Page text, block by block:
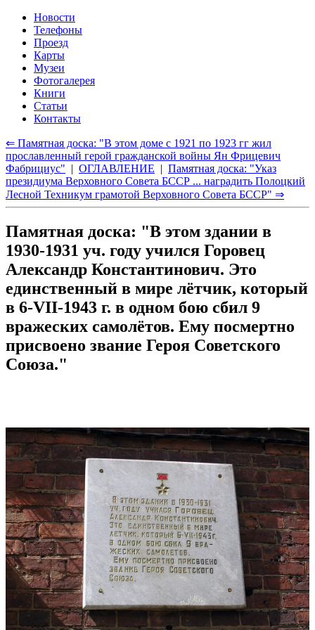
Новости
Телефоны
Проезд
Карты
Музеи
Фотогалерея
Книги
Статьи
Контакты
⇐ Памятная доска: "В этом доме с 1921 по 1923 гг жил
прославленный герой гражданской войны Ян Фрицевич
Фабрициус" | ОГЛАВЛЕНИЕ | Памятная доска: "Указ
президиума Верховного Совета БССР ... наградить Полоцкий
Лесной Техникум грамотой Верховного Совета БССР" ⇒
Памятная доска: "В этом здании в
1930-1931 уч. году учился Горовец
Александр Константинович. Это
единственный в мире лётчик, который
в 6-VII-1943 г. в одном бою сбил 9
вражеских самолётов. Ему посмертно
присвоено звание Героя Советского
Союза."